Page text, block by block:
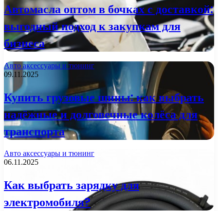
Автомасла оптом в бочках с доставкой:
выгодный подход к закупкам для
бизнеса
Авто аксессуары и тюнинг
09.11.2025
Купить грузовые шины: как выбрать
надёжные и долговечные колёса для
транспорта
Авто аксессуары и тюнинг
06.11.2025
Как выбрать зарядку для
электромобиля?